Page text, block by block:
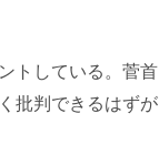
トしている。菅首
批判できるはずが